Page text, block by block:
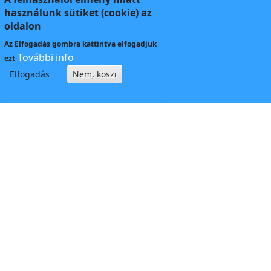
használunk sütiket (cookie) az
oldalon
Az Elfogadásgombra kattintva elfogadjuk
ezt További info
Elfogadás Nem, köszi